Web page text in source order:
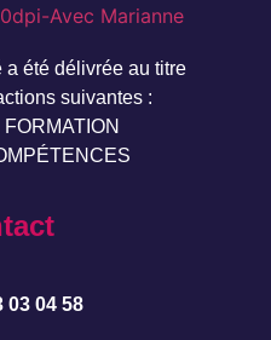
a été délivrée au titre
suivantes :
03 04 58